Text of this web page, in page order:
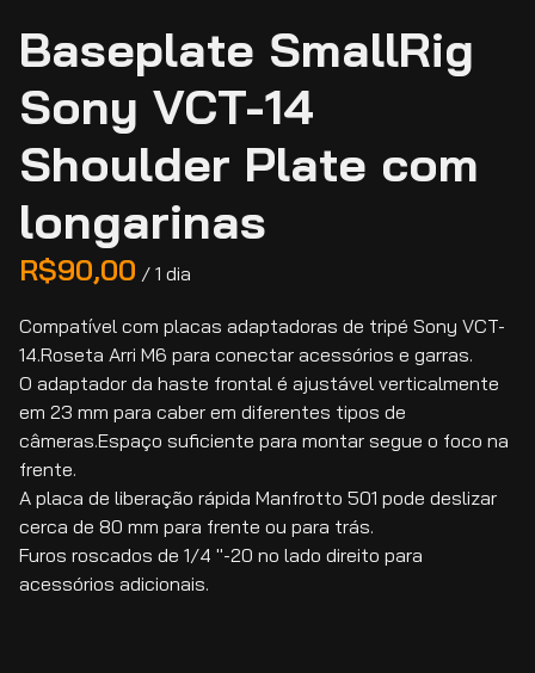
Baseplate SmallRig
Sony VCT-14
Shoulder Plate com
longarinas
/
Compatível com placas adaptadoras de tripé Sony VCT-
14.Roseta Arri M6 para conectar acessórios e garras.
O adaptador da haste frontal é ajustável verticalmente
em 23 mm para caber em diferentes tipos de
câmeras.Espaço suficiente para montar segue o foco na
frente.
A placa de liberação rápida Manfrotto 501 pode deslizar
cerca de 80 mm para frente ou para trás.
Furos roscados de 1/4 "-20 no lado direito para
acessórios adicionais.